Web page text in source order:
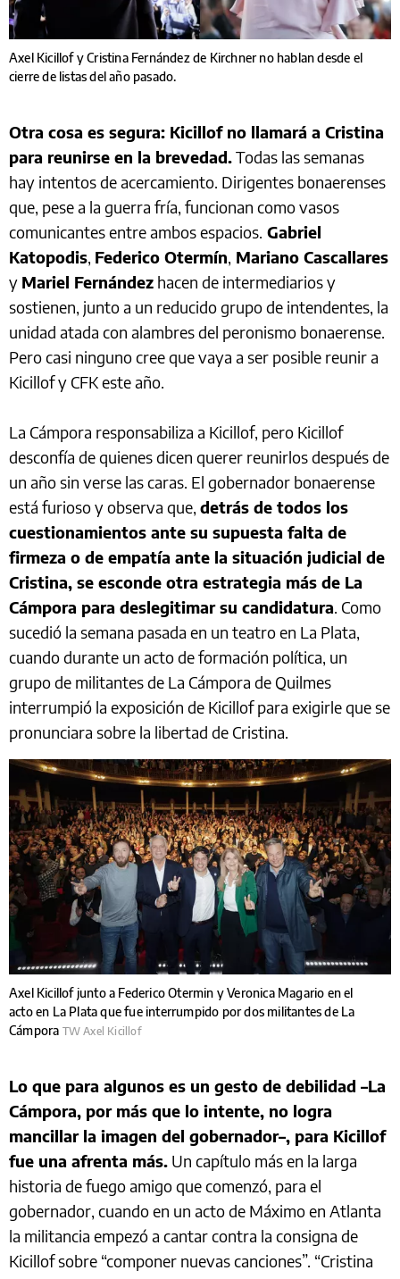
Axel Kicillof y Cristina Fernández de Kirchner no hablan desde el
cierre de listas del año pasado.
Otra cosa es segura: Kicillof no llamará a Cristina
para reunirse en la brevedad. Todas las semanas
hay intentos de acercamiento. Dirigentes bonaerenses
que, pese a la guerra fría, funcionan como vasos
comunicantes entre ambos espacios. Gabriel
Katopodis Federico Otermín Mariano Cascallares
y Mariel Fernández hacen de intermediarios y
sostienen, junto a un reducido grupo de intendentes, la
unidad atada con alambres del peronismo bonaerense.
Pero casi ninguno cree que vaya a ser posible reunir a
Kicillof y CFK este año.
La Cámpora responsabiliza a Kicillof, pero Kicillof
desconfía de quienes dicen querer reunirlos después de
un año sin verse las caras. El gobernador bonaerense
está furioso y observa que, detrás de todos los
cuestionamientos ante su supuesta falta de
firmeza o de empatía ante la situación judicial de
Cristina, se esconde otra estrategia más de La
Cámpora para deslegitimar su candidatura . Como
sucedió la semana pasada en un teatro en La Plata,
cuando durante un acto de formación política, un
grupo de militantes de La Cámpora de Quilmes
interrumpió la exposición de Kicillof para exigirle que se
pronunciara sobre la libertad de Cristina.
Axel Kicillof junto a Federico Otermin y Veronica Magario en el
acto en La Plata que fue interrumpido por dos militantes de La
Cámpora TW Axel Kicillof
Lo que para algunos es un gesto de debilidad –La
Cámpora, por más que lo intente, no logra
mancillar la imagen del gobernador–, para Kicillof
fue una afrenta más. Un capítulo más en la larga
historia de fuego amigo que comenzó, para el
gobernador, cuando en un acto de Máximo en Atlanta
la militancia empezó a cantar contra la consigna de
Kicillof sobre “componer nuevas canciones”. “Cristina